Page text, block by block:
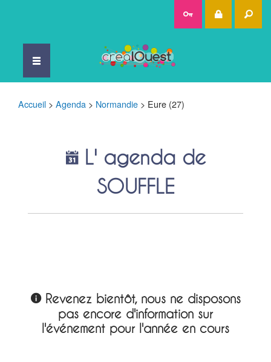
Accueil > Agenda > Normandie > Eure (27)
L' agenda de
SOUFFLE
Revenez bientôt, nous ne disposons
pas encore d'information sur
l'événement pour l'année en cours